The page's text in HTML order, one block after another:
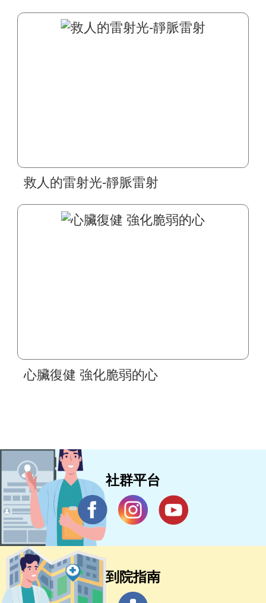
救人的雷射光-靜脈雷射
心臟復健 強化脆弱的心
社群平台
到院指南